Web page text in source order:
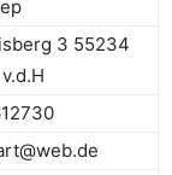
3 55234